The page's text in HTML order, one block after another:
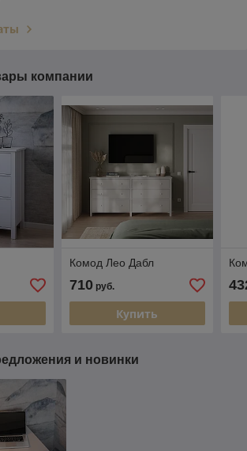
компании
Комод Лео Дабл
710руб.
Купить
и новинки